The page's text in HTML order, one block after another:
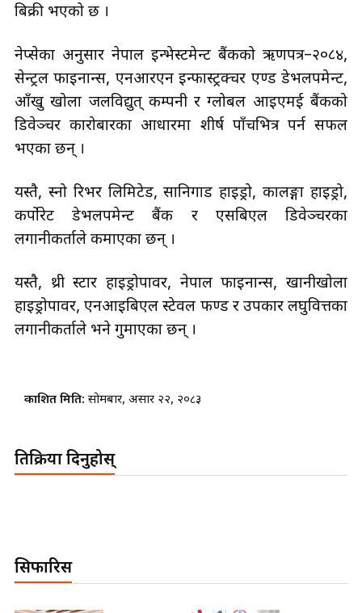
बिक्री भएको छ ।
नेप्सेका अनुसार नेपाल इन्भेस्टमेन्ट बैंकको ऋणपत्र–२०८४,
सेन्ट्रल फाइनान्स, एनआरएन इन्फास्ट्रक्चर एण्ड डेभलपमेन्ट,
आँखु खोला जलविद्युत् कम्पनी र ग्लोबल आइएमई बैंकको
डिवेञ्चर कारोबारका आधारमा शीर्ष पाँचभित्र पर्न सफल
भएका छन् ।
यस्तै, स्नो रिभर लिमिटेड, सानिगाड हाइड्रो, कालङ्गा हाइड्रो,
कर्पोरेट डेभलपमेन्ट बैंक र एसबिएल डिवेञ्चरका
लगानीकर्ताले कमाएका छन् ।
यस्तै, थ्री स्टार हाइड्रोपावर, नेपाल फाइनान्स, खानीखोला
हाइड्रोपावर, एनआइबिएल स्टेवल फण्ड र उपकार लघुवित्तका
लगानीकर्ताले भने गुमाएका छन् ।
प्रकाशित मिति: सोमबार, असार २२, २०८३
प्रतिक्रिया दिनुहोस्
सिफारिस